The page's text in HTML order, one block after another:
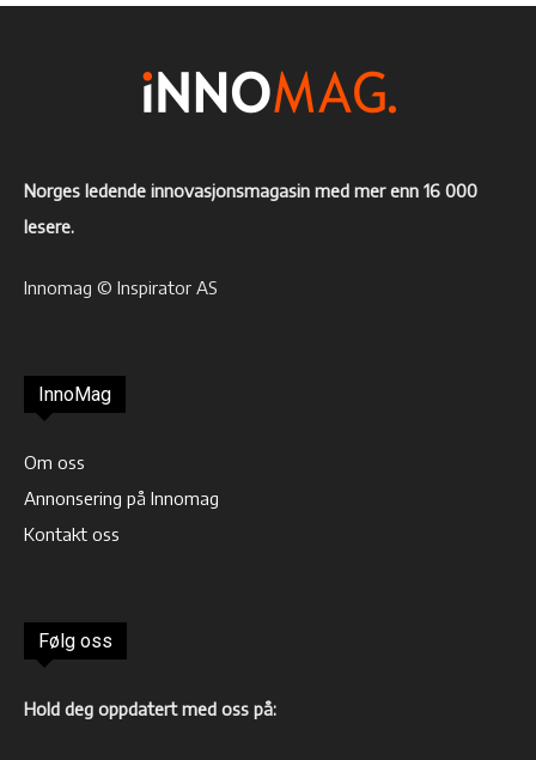
Norges ledende innovasjonsmagasin med mer enn 16 000
lesere.
Innomag © Inspirator AS
InnoMag
Om oss
Annonsering på Innomag
Kontakt oss
Følg oss
Hold deg oppdatert med oss på: